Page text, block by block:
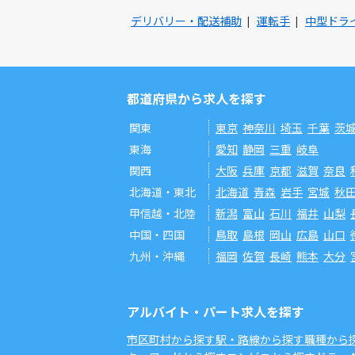
デリバリー・配送補助 運転手 中型ドラ
都道府県から求人を探す
関東
東海
関西
北海道・東北
甲信越・北陸
中国・四国
九州・沖縄
東京 神奈川 埼玉 千葉 茨
愛知 静岡 三重 岐阜
大阪 兵庫 京都 滋賀 奈良
北海道 青森 岩手 宮城 秋
新潟 富山 石川 福井 山梨
鳥取 島根 岡山 広島 山口
福岡 佐賀 長崎 熊本 大分
アルバイト・パート求人を探す
市区町村から探す駅・路線から探す職種から